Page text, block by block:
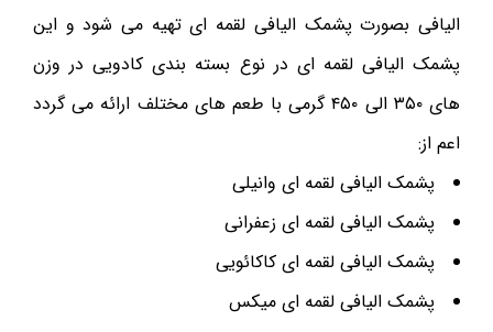
الیافی بصورت پشمک الیافی لقمه ای تهیه می شود و این
پشمک الیافی لقمه ای در نوع بسته بندی کادویی در وزن
های ۳۵۰ الی ۴۵۰ گرمی با طعم های مختلف ارائه می گردد
اعم از:
پشمک الیافی لقمه ای وانیلی
پشمک الیافی لقمه ای زعفرانی
پشمک الیافی لقمه ای کاکائویی
پشمک الیافی لقمه ای میکس